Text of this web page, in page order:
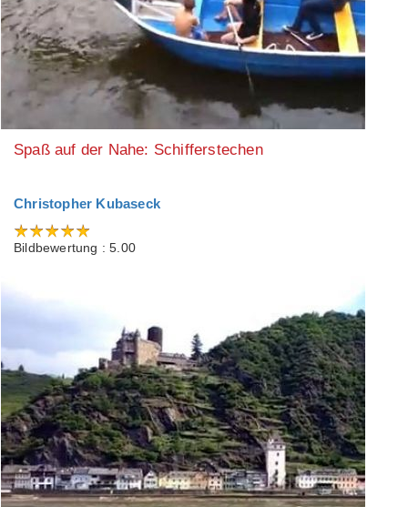
Spaß auf der Nahe: Schifferstechen
Christopher Kubaseck
Bildbewertung : 5.00